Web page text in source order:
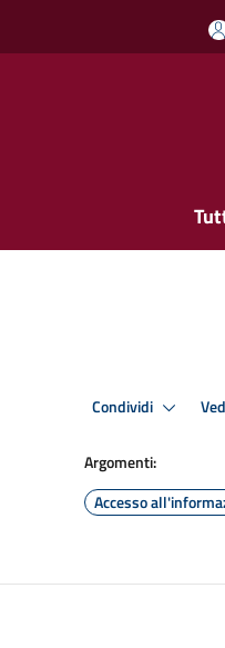
Condividi
Argomenti:
Accesso